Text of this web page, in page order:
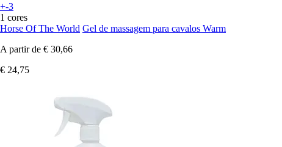
+-3
1 cores
Horse Of The World Gel de massagem para cavalos Warm
A partir de € 30,66
€ 24,75